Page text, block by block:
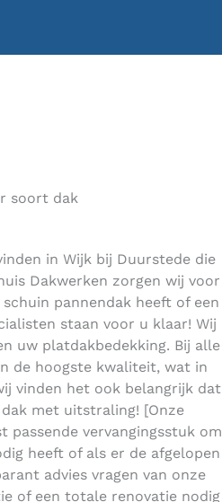
soort dak
in Wijk bij Duurstede die
Dakwerken zorgen wij voor
pannendak heeft of een
staan voor u klaar! Wij
uw platdakbedekking. Bij alle
de hoogste kwaliteit, wat in
vinden het ook belangrijk dat
met uitstraling! [Onze
passende vervangingsstuk om
heeft of als er de afgelopen
advies vragen van onze
of een totale renovatie nodig